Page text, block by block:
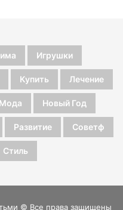
Игрушки
Купить Лечение
Мода Новый Год
Развитие Советф
Стиль
© Все права защищены